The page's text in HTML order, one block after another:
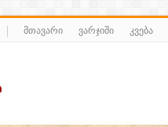
მთავარი ვარჯიში კვება